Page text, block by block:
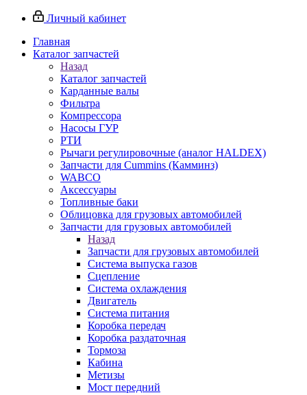
Личный кабинет
Главная
Каталог запчастей
Назад
Каталог запчастей
Карданные валы
Фильтра
Компрессора
Насосы ГУР
РТИ
Рычаги регулировочные (аналог HALDEX)
Запчасти для Cummins (Камминз)
WABCO
Аксессуары
Топливные баки
Облицовка для грузовых автомобилей
Запчасти для грузовых автомобилей
Назад
Запчасти для грузовых автомобилей
Система выпуска газов
Сцепление
Система охлаждения
Двигатель
Система питания
Коробка передач
Коробка раздаточная
Тормоза
Кабина
Метизы
Мост передний